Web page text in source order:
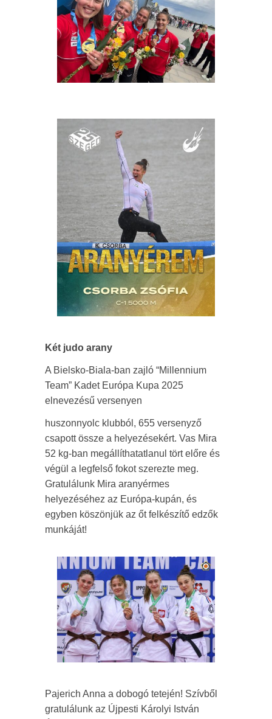
Két judo arany
A Bielsko-Biala-ban zajló “Millennium
Team” Kadet Európa Kupa 2025
elnevezésű versenyen
huszonnyolc klubból, 655 versenyző
csapott össze a helyezésekért. Vas Mira
52 kg-ban megállíthatatlanul tört előre és
végül a legfelső fokot szerezte meg.
Gratulálunk Mira aranyérmes
helyezéséhez az Európa-kupán, és
egyben köszönjük az őt felkészítő edzők
munkáját!
Pajerich Anna a dobogó tetején! Szívből
gratulálunk az Újpesti Károlyi István